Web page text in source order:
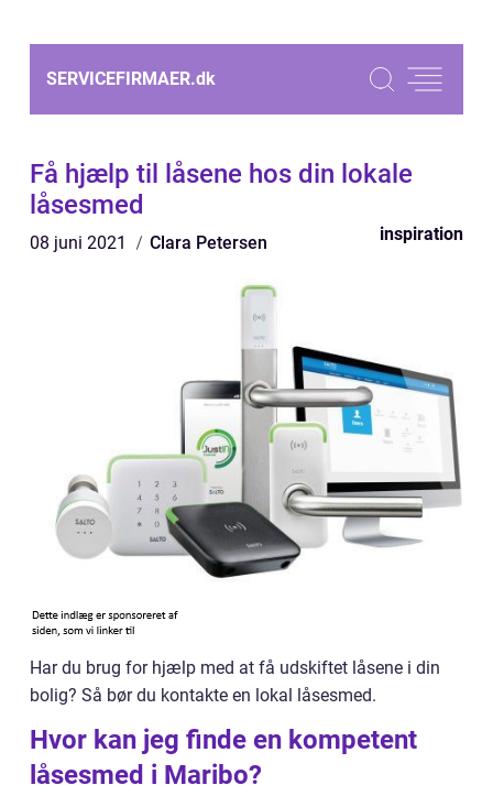
SERVICEFIRMAER.dk
Få hjælp til låsene hos din lokale
låsesmed
08 juni 2021 Clara Petersen inspiration
Har du brug for hjælp med at få udskiftet låsene i din
bolig? Så bør du kontakte en lokal låsesmed.
Hvor kan jeg finde en kompetent
låsesmed i Maribo?